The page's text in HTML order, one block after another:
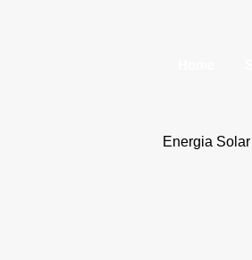
Energia Solar